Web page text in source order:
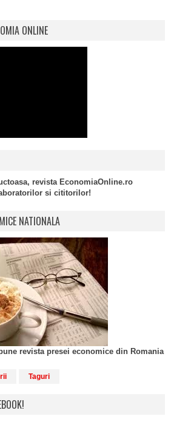
ONLINE
revista EconomiaOnline.ro
si cititorilor!
NATIONALA
revista presei economice din Romania
Taguri